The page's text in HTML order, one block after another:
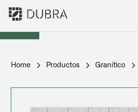
Home Productos Granítico